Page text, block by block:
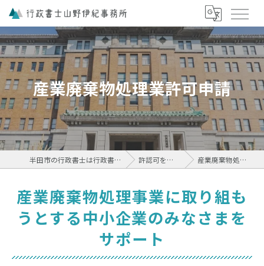
産業廃棄物処理業許可申請
半田市の行政書士は行政書士山野伊紀事務所 許認可を取得したい 産業廃棄物処理業許可申請
産業廃棄物処理事業に取り組も
うとする中小企業のみなさまを
サポート